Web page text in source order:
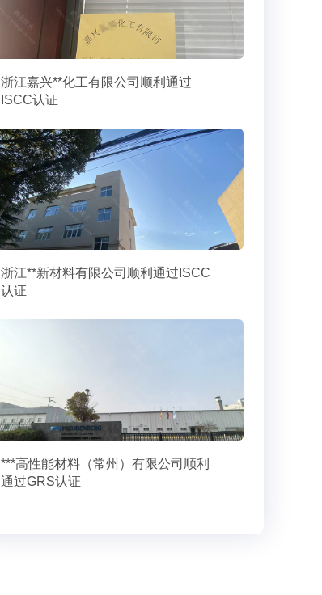
浙江嘉兴**化工有限公司顺利通过
ISCC认证
浙江**新材料有限公司顺利通过ISCC
认证
***高性能材料（常州）有限公司顺利
通过GRS认证